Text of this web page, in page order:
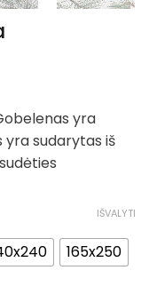
yra
yra sudarytas iš
165x250
IŠVALYTI